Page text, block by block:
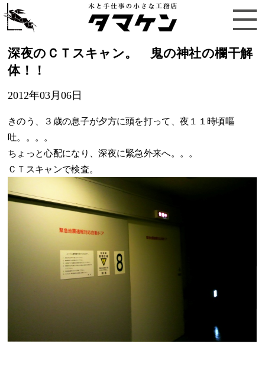
深夜のＣＴスキャン。 鬼の神社の欄干解
体！！
2012年03月06日
きのう、３歳の息子が夕方に頭を打って、夜１１時頃嘔
吐。。。。
ちょっと心配になり、深夜に緊急外来へ。。。
ＣＴスキャンで検査。